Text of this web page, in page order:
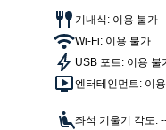
기내식: 이용 불가
Wi-Fi: 이용 불가
USB 포트: 이용 불
엔터테인먼트: 이
좌석 기울기 각도: